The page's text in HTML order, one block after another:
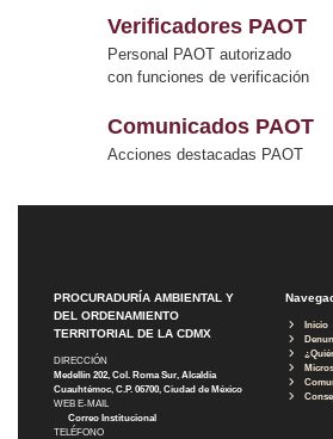
Verificadores PAOT
Personal PAOT autorizado
con funciones de verificación
Comunicados PAOT
Acciones destacadas PAOT
PROCURADURÍA AMBIENTAL Y
DEL ORDENAMIENTO
TERRITORIAL DE LA CDMX
DIRECCIÓN
Medellín 202, Col. Roma Sur, Alcaldía
Cuauhtémoc, C.P. 06700, Ciudad de México
WEB E-MAIL
Correo Institucional
TELÉFONO
Inicio